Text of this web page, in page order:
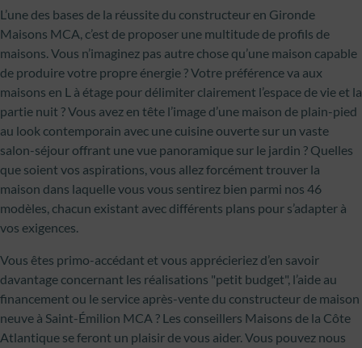
L’une des bases de la réussite du constructeur en Gironde
Maisons MCA, c’est de proposer une multitude de profils de
maisons. Vous n’imaginez pas autre chose qu’une maison capable
de produire votre propre énergie ? Votre préférence va aux
maisons en L à étage pour délimiter clairement l’espace de vie et la
partie nuit ? Vous avez en tête l’image d’une maison de plain-pied
au look contemporain avec une cuisine ouverte sur un vaste
salon-séjour offrant une vue panoramique sur le jardin ? Quelles
que soient vos aspirations, vous allez forcément trouver la
maison dans laquelle vous vous sentirez bien parmi nos 46
modèles, chacun existant avec différents plans pour s’adapter à
vos exigences.
Vous êtes primo-accédant et vous apprécieriez d’en savoir
davantage concernant les réalisations "petit budget", l’aide au
financement ou le service après-vente du constructeur de maison
neuve à Saint-Émilion MCA ? Les conseillers Maisons de la Côte
Atlantique se feront un plaisir de vous aider. Vous pouvez nous